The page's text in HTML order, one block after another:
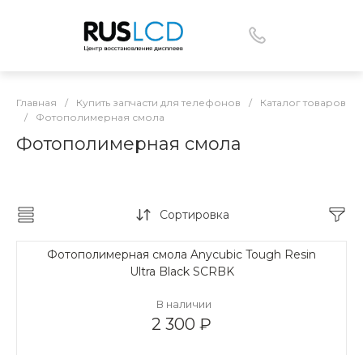
Главная / Купить запчасти для телефонов /
Каталог товаров
/
Фотополимерная смола
Фотополимерная смола
Сортировка
Фотополимерная смола Anycubic Tough Resin
Ultra Black SCRBK
В наличии
2 300 ₽